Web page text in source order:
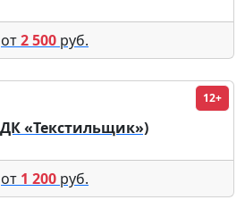
от2 500 руб.
12+
«Текстильщик»)
от 1 200 руб.